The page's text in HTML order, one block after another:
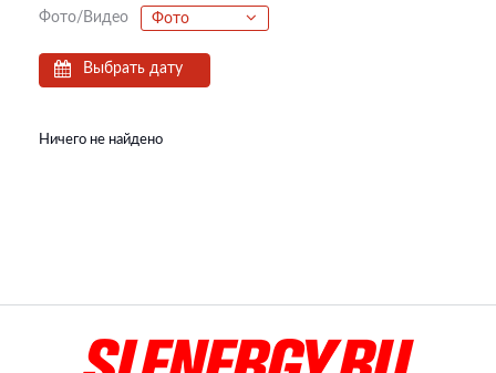
Фото/Видео Фото
Выбрать дату
Ничего не найдено